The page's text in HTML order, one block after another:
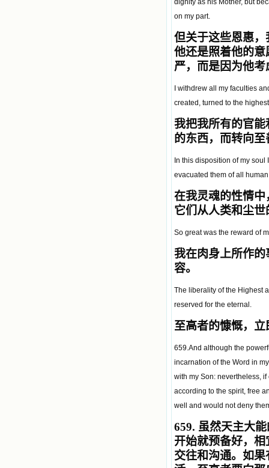
dignity as his Mother, but
on my part.
但关于这些恩惠
他还是照着他的
严，而是因为他
I withdrew all my faculties
created, turned to the
我把我所有的官
的东西，而转向
In this disposition of my
evacuated them of all
在我灵魂的性情
它们从人类和尘
So great was the reward of
我在肉身上所作
容。
The liberality of the Highest
reserved for the eternal.
至高者的慷慨，
659.And although the
incarnation of the Word in
with my Son: nevertheless,
according to the spirit, free
well and would not deny
659. 虽然天主大
开始就预备好，
交往和沟通。如